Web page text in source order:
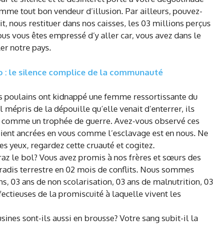
tout bon vendeur d’illusion. Par ailleurs, pouvez-
nous restituer dans nos caisses, les 03 millions perçus
vous êtes empressé d’y aller car, vous avez dans le
notre pays.
: le silence complice de la communauté
ont kidnappé une femme ressortissante du
de la dépouille qu’elle venait d’enterrer, ils
un trophée de guerre. Avez-vous observé ces
ancrées en vous comme l’esclavage est en nous. Ne
yeux, regardez cette cruauté et cogitez.
le bol? Vous avez promis à nos frères et sœurs des
terrestre en 02 mois de conflits. Nous sommes
03 ans de non scolarisation, 03 ans de malnutrition, 03
de la promiscuité à laquelle vivent les
sont-ils aussi en brousse? Votre sang subit-il la